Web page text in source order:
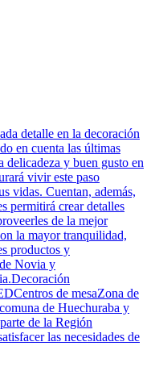
detalle en la decoración
en cuenta las últimas
delicadeza y buen gusto en
vivir este paso
vidas. Cuentan, además,
permitirá crear detalles
de la mejor
la mayor tranquilidad,
productos y
Novia y
de mesaZona de
de Huechuraba y
de la Región
las necesidades de